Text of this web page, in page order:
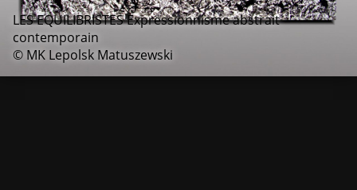
LES EQUILIBRISTES Expressionnisme abstrait
contemporain
© MK Lepolsk Matuszewski